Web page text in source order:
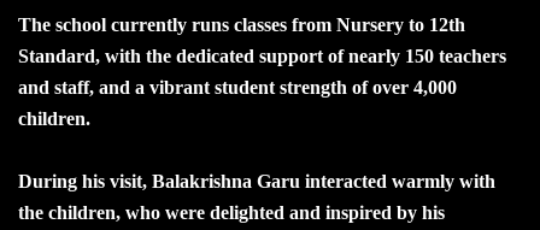
The school currently runs classes from Nursery to 12th
Standard, with the dedicated support of nearly 150 teachers
and staff, and a vibrant student strength of over 4,000
children.
During his visit, Balakrishna Garu interacted warmly with
the children, who were delighted and inspired by his